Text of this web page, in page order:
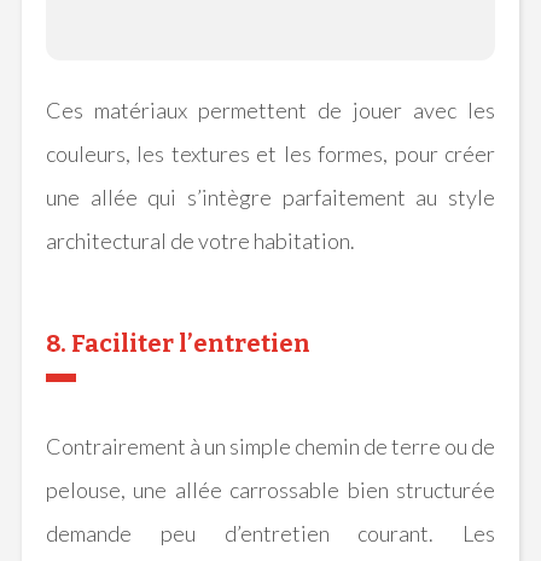
Ces matériaux permettent de jouer avec les
couleurs, les textures et les formes, pour créer
une allée qui s’intègre parfaitement au style
architectural de votre habitation.
8. Faciliter l’entretien
Contrairement à un simple chemin de terre ou de
pelouse, une allée carrossable bien structurée
demande peu d’entretien courant. Les